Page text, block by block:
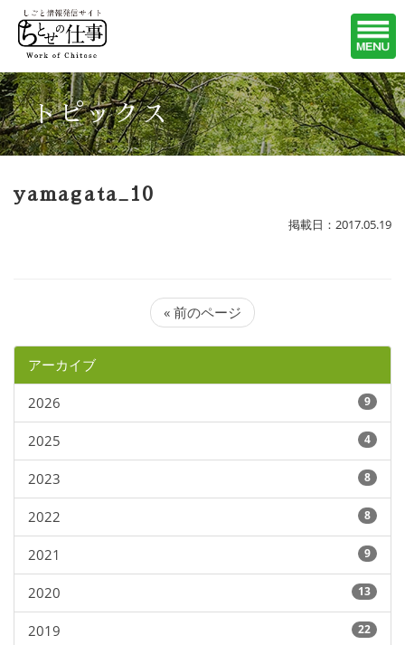
トピックス
yamagata_10
掲載日：2017.05.19
« 前のページ
アーカイブ
2026 9
2025 4
2023 8
2022 8
2021 9
2020 13
2019 22